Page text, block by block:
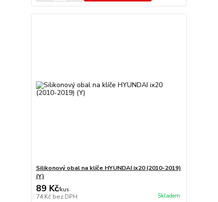
Silikonový obal na klíče HYUNDAI ix20 (2010-2019)
(Y)
89 Kč/kus
74 Kč bez DPH Skladem